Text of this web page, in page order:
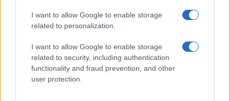
I want to allow Google to enable storage
related to personalization.
I want to allow Google to enable storage
related to security, including authentication
functionality and fraud prevention, and other
user protection.
GAMING NEWS